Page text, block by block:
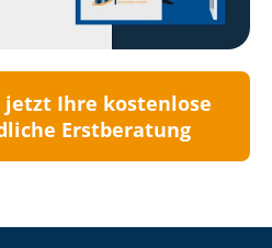
jetzt Ihre kostenlose
Erstberatung